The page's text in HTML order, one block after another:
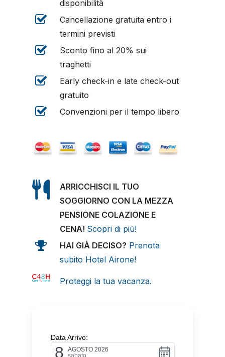
disponibilità
Cancellazione gratuita entro i
termini previsti
Sconto fino al 20% sui
traghetti
Early check-in e late check-out
gratuito
Convenzioni per il tempo libero
ARRICCHISCI IL TUO
SOGGIORNO CON LA MEZZA
PENSIONE COLAZIONE E
CENA! Scopri di più!
HAI GIÀ DECISO? Prenota
subito Hotel Airone!
Proteggi la tua vacanza.